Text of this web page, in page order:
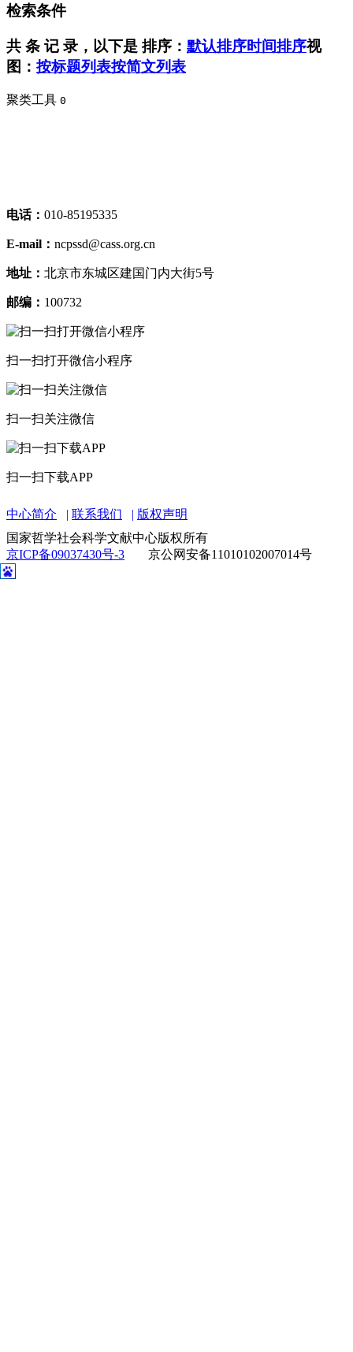
检索条件
共 条 记 录，以下是 排序： 默认排序时间排序视
图： 按标题列表按简文列表
聚类工具 0
电话： 010-85195335
E-mail： ncpssd@cass.org.cn
地址： 北京市东城区建国门内大街5号
邮编： 100732
扫一扫打开微信小程序
扫一扫关注微信
扫一扫下载APP
中心简介 联系我们
版权声明
国家哲学社会科学文献中心版权所有
京ICP备09037430号-3
京公网安备11010102007014号